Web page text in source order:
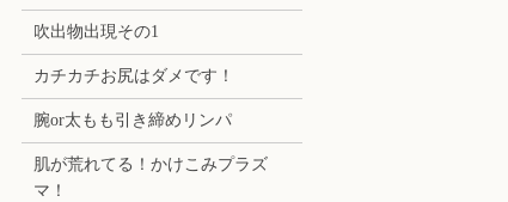
吹出物出現その1
カチカチお尻はダメです！
腕or太もも引き締めリンパ
肌が荒れてる！かけこみプラズ
マ！